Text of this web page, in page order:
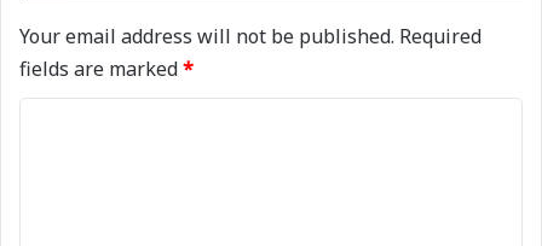
Your email address will not be published. Required
fields are marked*